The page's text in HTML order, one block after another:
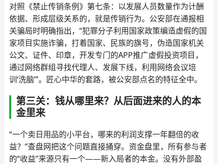
对照《禁止传销条例》第七条：以发展人员数量作为计酬
依据、形成层级关系的，就是传销行为。公安部在通报相
关骗局时明确指出，“犯罪分子利用国家政策编造虚假的国
家项目实施诈骗，打着国家、民族的旗号，伪造国家机关
公文、证件、印章，开发专门的APP推广虚假投资项目，
通过网络群组寻找代理人、发展下线，利用网络会议培
训‘洗脑’”。匠心中华的套路，被公安部点名的特征全中。
第三关：钱从哪里来？从后面进来的人的本
金里来
“一个卖日用品的小平台，哪来的利润支撑一年翻倍的收
益？”查盘网把这个问题直接捅穿。资金盘里，所有参与者
的“收益”来源只有一个——新入局者的本金。没有外部盈